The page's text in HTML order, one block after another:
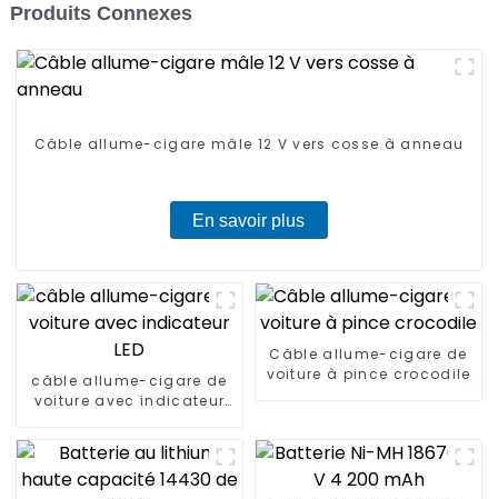
Produits Connexes
Câble allume-cigare mâle 12 V vers cosse à anneau
En savoir plus
câble allume-cigare de
voiture avec indicateur
Câble allume-cigare de
voiture à pince crocodile